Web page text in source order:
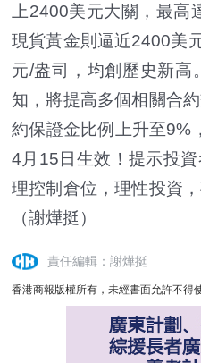
上2400美元大關，最
現貨黃金則逼近2400美
元/盎司，均創歷史新高
知，將提高多個相關合
約保證金比例上升至9%
4月15日生效！提示投
理控制倉位，理性投資
（謝燁挺）
責任編輯：謝燁挺
香港商報版權所有，未經書面允許不得